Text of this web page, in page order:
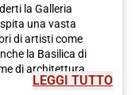
la Galleria
una vasta
di artisti come
la Basilica di
di architettura
affascinanti.
LEGGI TUTTO